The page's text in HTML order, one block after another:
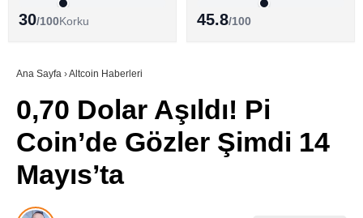
Youtube
TikTok
ALTCOİN HABERLERİ
SÖZLÜK
30/100Korku 45.8/100
Ana Sayfa ›Altcoin Haberleri
0,70 Dolar Aşıldı! Pi
Coin’de Gözler Şimdi 14
Mayıs’ta